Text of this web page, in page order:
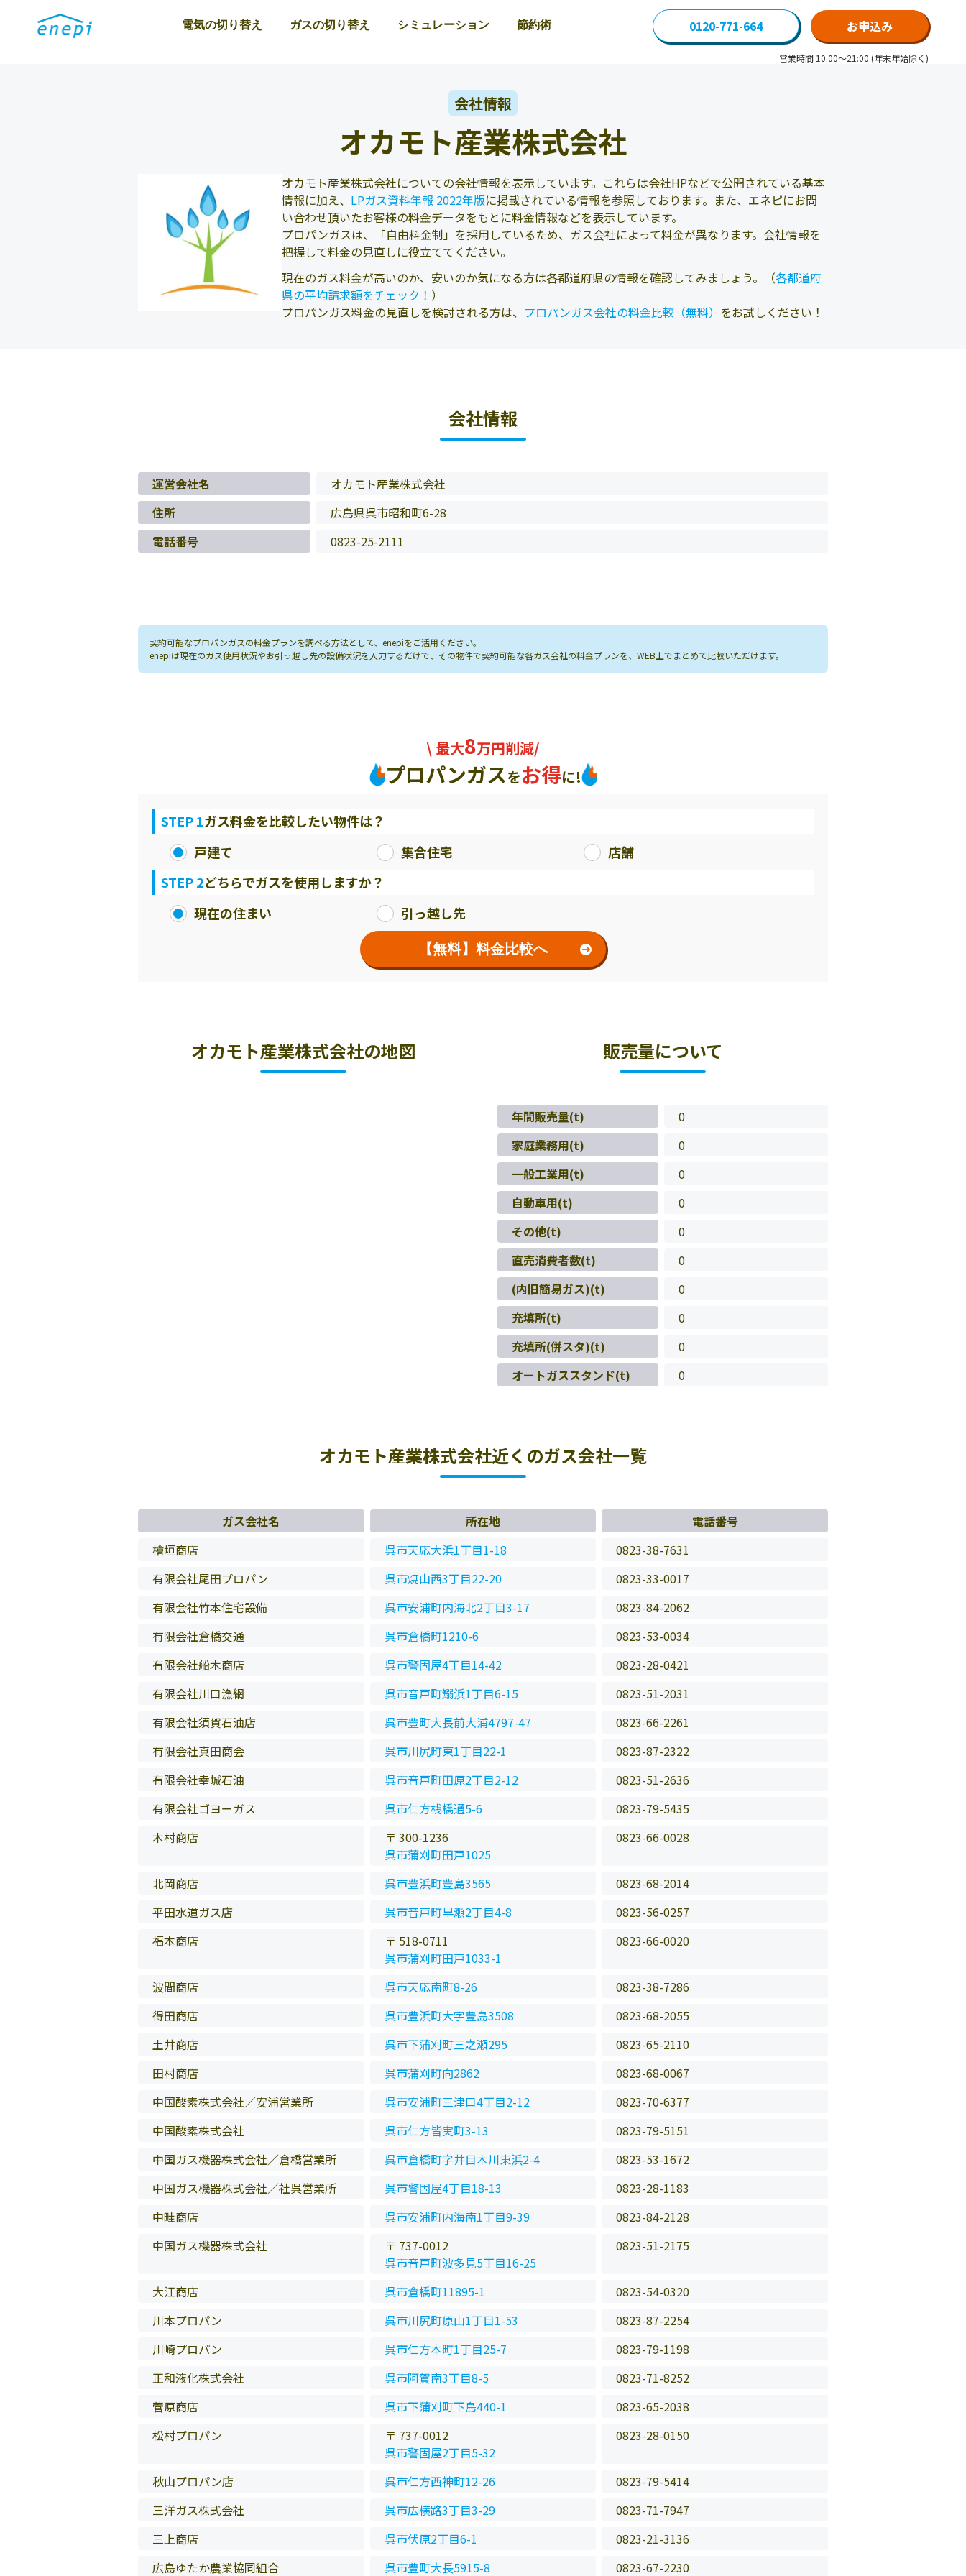
電気の切り替え ガスの切り替え シミュレーション 節約術 0120-771-664 お申込み
営業時間 10:00～21:00 (年末年始除く)
会社情報
オカモト産業株式会社
オカモト産業株式会社についての会社情報を表示しています。これらは会社HPなどで公開されている基本
情報に加え、 LPガス資料年報 2022年版に掲載されている情報を参照しております。また、エネピにお問
い合わせ頂いたお客様の料金データをもとに料金情報などを表示しています。
プロパンガスは、「自由料金制」を採用しているため、ガス会社によって料金が異なります。会社情報を
把握して料金の見直しに役立ててください。
現在のガス料金が高いのか、安いのか気になる方は各都道府県の情報を確認してみましょう。（各都道府
県の平均請求額をチェック！ ）
プロパンガス料金の見直しを検討される方は、 プロパンガス会社の料金比較（無料） をお試しください！
会社情報
運営会社名
オカモト産業株式会社
住所
広島県呉市昭和町6-28
電話番号
0823-25-2111
契約可能なプロパンガスの料金プランを調べる方法として、enepiをご活用ください。
enepiは現在のガス使用状況やお引っ越し先の設備状況を入力するだけで、その物件で契約可能な各ガス会社の料金プランを、WEB上でまとめて比較いただけます。
\ 最大8万円削減/
プロパンガスをお得に!
STEP 1ガス料金を比較したい物件は？
戸建て
集合住宅
店舗
STEP 2どちらでガスを使用しますか？
現在の住まい
引っ越し先
【無料】料金比較へ
オカモト産業株式会社の地図 販売量について
年間販売量(t)
0
家庭業務用(t)
0
一般工業用(t)
0
自動車用(t)
0
その他(t)
0
直売消費者数(t)
0
(内旧簡易ガス)(t)
0
充填所(t)
0
充填所(併スタ)(t)
0
オートガススタンド(t)
0
オカモト産業株式会社近くのガス会社一覧
ガス会社名 所在地
電話番号
檜垣商店
呉市天応大浜1丁目1-18
0823-38-7631
有限会社尾田プロパン
呉市焼山西3丁目22-20
0823-33-0017
有限会社竹本住宅設備
呉市安浦町内海北2丁目3-17
0823-84-2062
有限会社倉橋交通
呉市倉橋町1210-6
0823-53-0034
有限会社船木商店
呉市警固屋4丁目14-42
0823-28-0421
有限会社川口漁網
呉市音戸町鰯浜1丁目6-15
0823-51-2031
有限会社須賀石油店
呉市豊町大長前大浦4797-47
0823-66-2261
有限会社真田商会
呉市川尻町東1丁目22-1
0823-87-2322
有限会社幸城石油
呉市音戸町田原2丁目2-12
0823-51-2636
有限会社ゴヨーガス
呉市仁方桟橋通5-6
0823-79-5435
木村商店
〒 300-1236
呉市蒲刈町田戸1025
0823-66-0028
北岡商店 呉市豊浜町豊島3565
0823-68-2014
平田水道ガス店
呉市音戸町早瀬2丁目4-8
0823-56-0257
福本商店
〒 518-0711
呉市蒲刈町田戸1033-1
0823-66-0020
波間商店 呉市天応南町8-26
0823-38-7286
得田商店
呉市豊浜町大字豊島3508
0823-68-2055
土井商店
呉市下蒲刈町三之瀬295
0823-65-2110
田村商店
呉市蒲刈町向2862
0823-68-0067
中国酸素株式会社／安浦営業所
呉市安浦町三津口4丁目2-12
0823-70-6377
中国酸素株式会社
呉市仁方皆実町3-13
0823-79-5151
中国ガス機器株式会社／倉橋営業所
呉市倉橋町字井目木川東浜2-4
0823-53-1672
中国ガス機器株式会社／社呉営業所
呉市警固屋4丁目18-13
0823-28-1183
中畦商店
呉市安浦町内海南1丁目9-39
0823-84-2128
中国ガス機器株式会社
〒 737-0012
呉市音戸町波多見5丁目16-25
0823-51-2175
大江商店 呉市倉橋町11895-1
0823-54-0320
川本プロパン
呉市川尻町原山1丁目1-53
0823-87-2254
川崎プロパン
呉市仁方本町1丁目25-7
0823-79-1198
正和液化株式会社
呉市阿賀南3丁目8-5
0823-71-8252
菅原商店
呉市下蒲刈町下島440-1
0823-65-2038
松村プロパン
〒 737-0012
呉市警固屋2丁目5-32
0823-28-0150
秋山プロパン店 呉市仁方西神町12-26
0823-79-5414
三洋ガス株式会社
呉市広横路3丁目3-29
0823-71-7947
三上商店
呉市伏原2丁目6-1
0823-21-3136
広島ゆたか農業協同組合
呉市豊町大長5915-8 0823-67-2230